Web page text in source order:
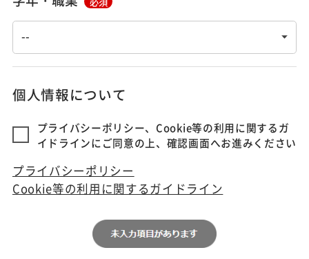
個人情報について
プライバシーポリシー、Cookie等の利用に関するガ
イドラインにご同意の上、確認画面へお進みください
プライバシーポリシー
Cookie等の利用に関するガイドライン